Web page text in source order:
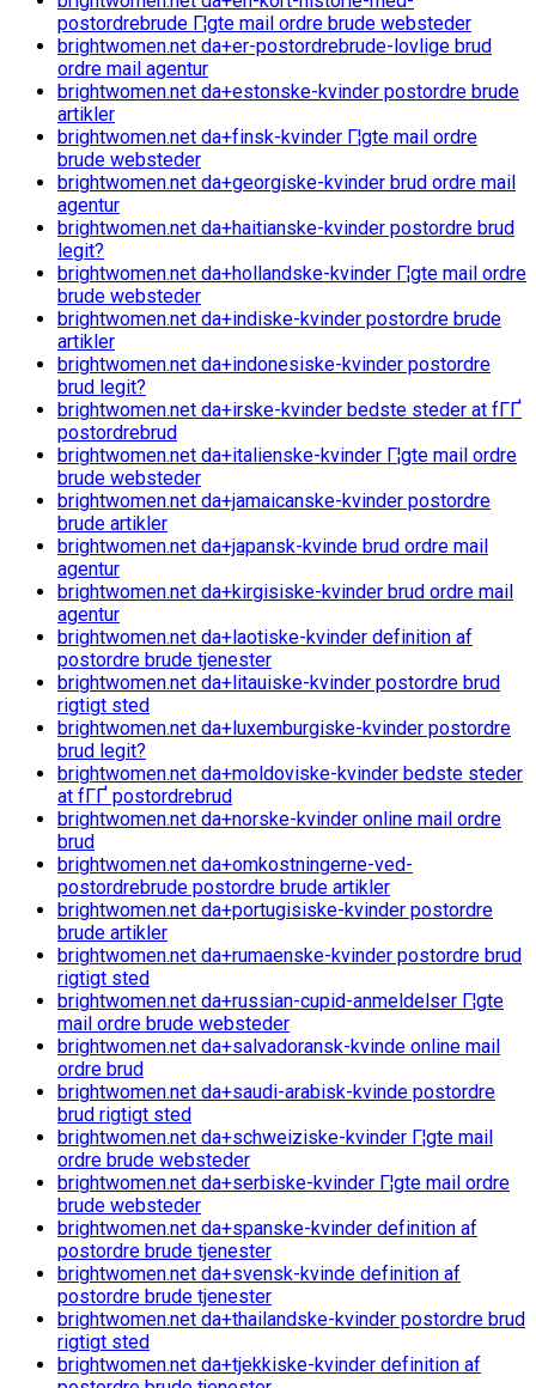
postordrebrude Г¦gte mail ordre brude websteder
brightwomen.net da+er-postordrebrude-lovlige brud
ordre mail agentur
brightwomen.net da+estonske-kvinder postordre brude
artikler
brightwomen.net da+finsk-kvinder Г¦gte mail ordre
brude websteder
brightwomen.net da+georgiske-kvinder brud ordre mail
agentur
brightwomen.net da+haitianske-kvinder postordre brud
legit?
brightwomen.net da+hollandske-kvinder Г¦gte mail ordre
brude websteder
brightwomen.net da+indiske-kvinder postordre brude
artikler
brightwomen.net da+indonesiske-kvinder postordre
brud legit?
brightwomen.net da+irske-kvinder bedste steder at fГҐ
postordrebrud
brightwomen.net da+italienske-kvinder Г¦gte mail ordre
brude websteder
brightwomen.net da+jamaicanske-kvinder postordre
brude artikler
brightwomen.net da+japansk-kvinde brud ordre mail
agentur
brightwomen.net da+kirgisiske-kvinder brud ordre mail
agentur
brightwomen.net da+laotiske-kvinder definition af
postordre brude tjenester
brightwomen.net da+litauiske-kvinder postordre brud
rigtigt sted
brightwomen.net da+luxemburgiske-kvinder postordre
brud legit?
brightwomen.net da+moldoviske-kvinder bedste steder
at fГҐ postordrebrud
brightwomen.net da+norske-kvinder online mail ordre
brud
brightwomen.net da+omkostningerne-ved-
postordrebrude postordre brude artikler
brightwomen.net da+portugisiske-kvinder postordre
brude artikler
brightwomen.net da+rumaenske-kvinder postordre brud
rigtigt sted
brightwomen.net da+russian-cupid-anmeldelser Г¦gte
mail ordre brude websteder
brightwomen.net da+salvadoransk-kvinde online mail
ordre brud
brightwomen.net da+saudi-arabisk-kvinde postordre
brud rigtigt sted
brightwomen.net da+schweiziske-kvinder Г¦gte mail
ordre brude websteder
brightwomen.net da+serbiske-kvinder Г¦gte mail ordre
brude websteder
brightwomen.net da+spanske-kvinder definition af
postordre brude tjenester
brightwomen.net da+svensk-kvinde definition af
postordre brude tjenester
brightwomen.net da+thailandske-kvinder postordre brud
rigtigt sted
brightwomen.net da+tjekkiske-kvinder definition af